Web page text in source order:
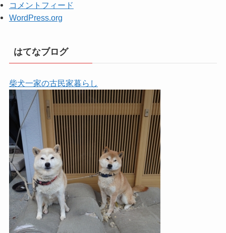
コメントフィード
WordPress.org
はてなブログ
柴犬一家の古民家暮らし